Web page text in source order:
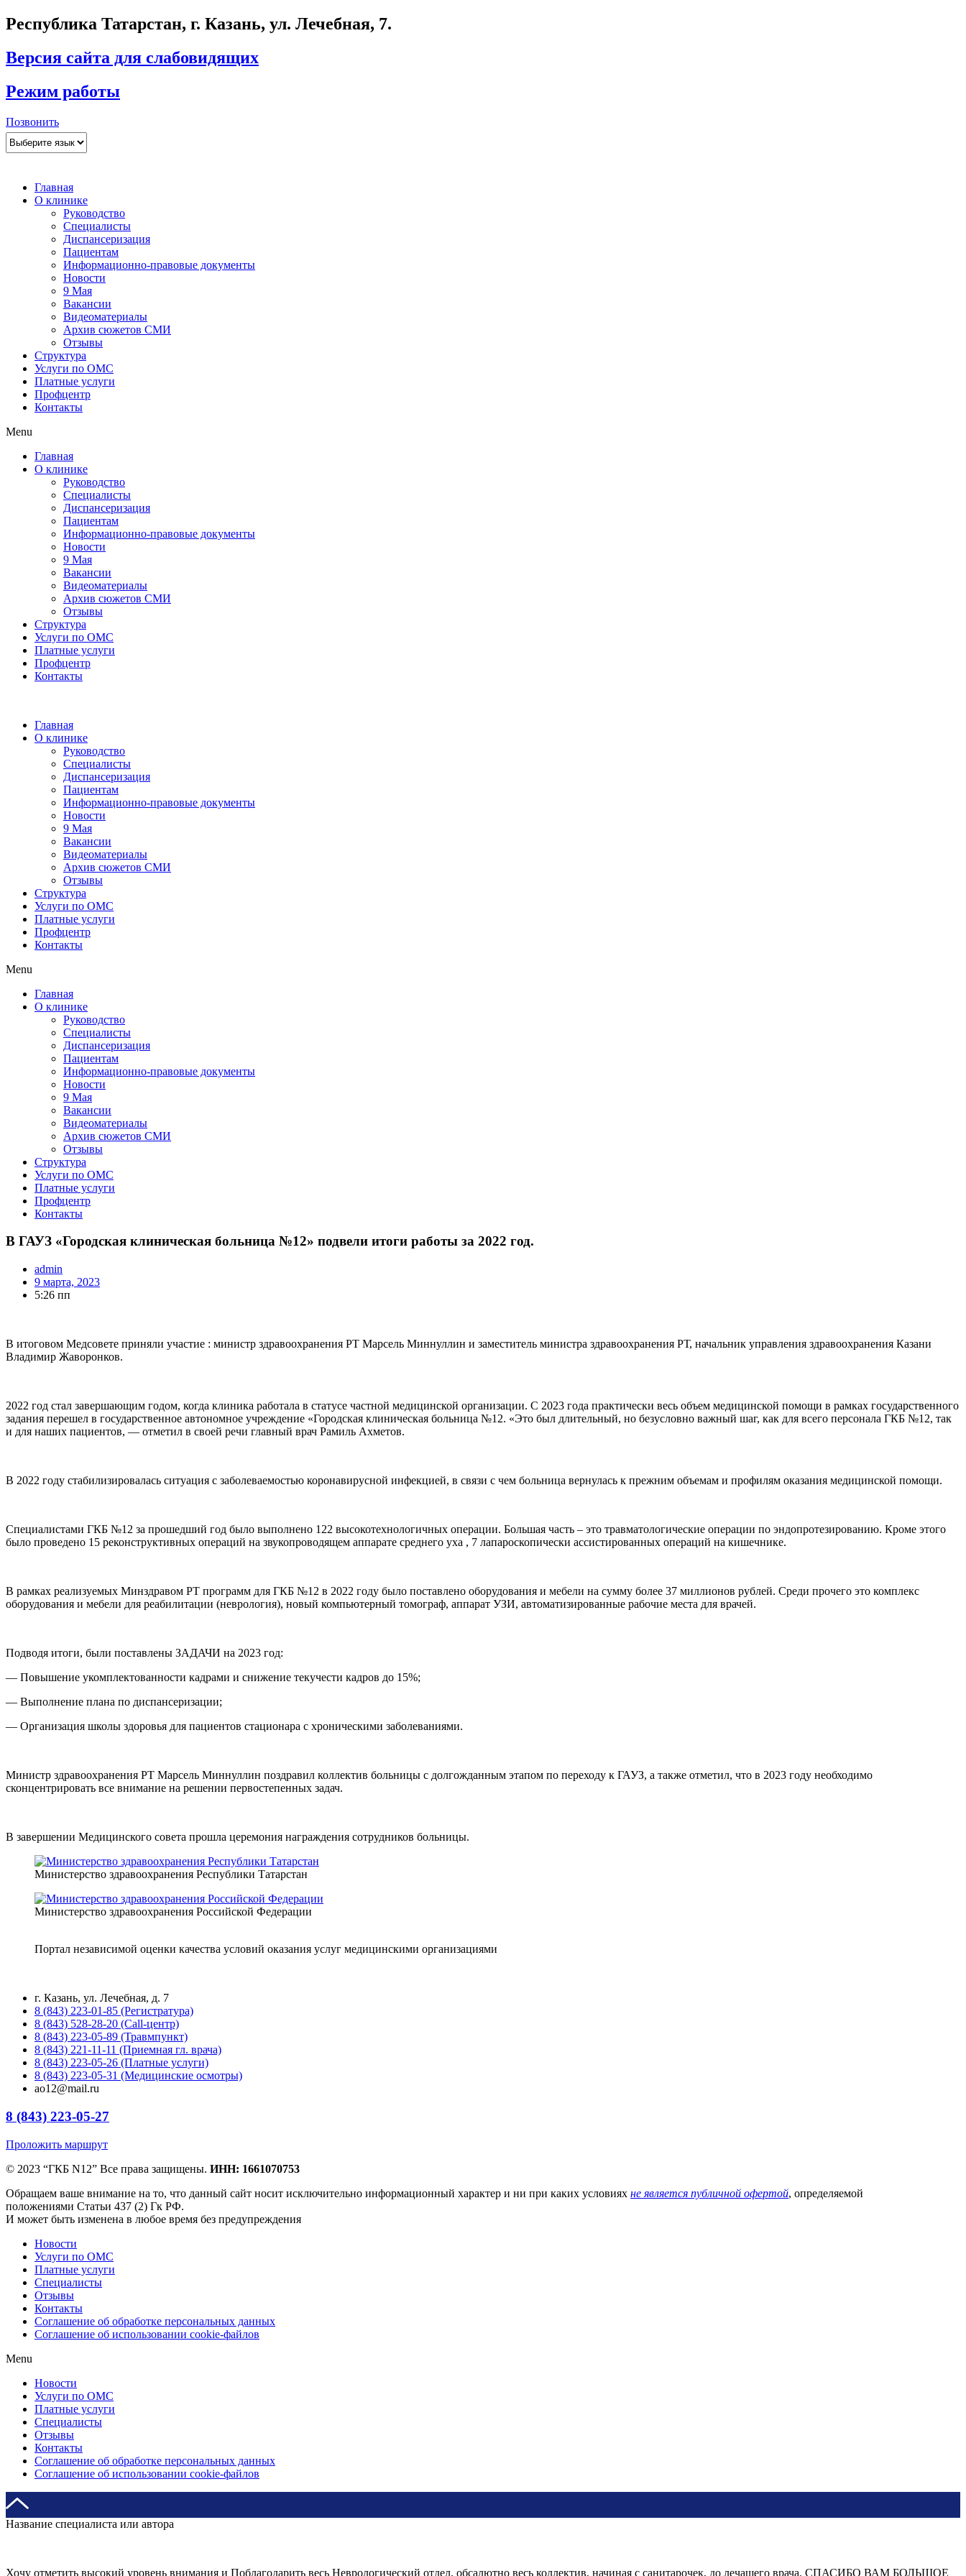
Республика Татарстан, г. Казань, ул. Лечебная, 7.
Версия сайта для слабовидящих
Режим работы
Позвонить
Главная
О клинике
Руководство
Специалисты
Диспансеризация
Пациентам
Информационно-правовые документы
Новости
9 Мая
Вакансии
Видеоматериалы
Архив сюжетов СМИ
Отзывы
Структура
Услуги по ОМС
Платные услуги
Профцентр
Контакты
Menu
Главная
О клинике
Руководство
Специалисты
Диспансеризация
Пациентам
Информационно-правовые документы
Новости
9 Мая
Вакансии
Видеоматериалы
Архив сюжетов СМИ
Отзывы
Структура
Услуги по ОМС
Платные услуги
Профцентр
Контакты
Главная
О клинике
Руководство
Специалисты
Диспансеризация
Пациентам
Информационно-правовые документы
Новости
9 Мая
Вакансии
Видеоматериалы
Архив сюжетов СМИ
Отзывы
Структура
Услуги по ОМС
Платные услуги
Профцентр
Контакты
Menu
Главная
О клинике
Руководство
Специалисты
Диспансеризация
Пациентам
Информационно-правовые документы
Новости
9 Мая
Вакансии
Видеоматериалы
Архив сюжетов СМИ
Отзывы
Структура
Услуги по ОМС
Платные услуги
Профцентр
Контакты
В ГАУЗ «Городская клиническая больница №12» подвели итоги работы за 2022 год.
admin
9 марта, 2023
5:26 пп
В итоговом Медсовете приняли участие : министр здравоохранения РТ Марсель Миннуллин и заместитель министра здравоохранения РТ, начальник управления здравоохранения Казани
Владимир Жаворонков.
2022 год стал завершающим годом, когда клиника работала в статусе частной медицинской организации. С 2023 года практически весь объем медицинской помощи в рамках государственного
задания перешел в государственное автономное учреждение «Городская клиническая больница №12. «Это был длительный, но безусловно важный шаг, как для всего персонала ГКБ №12, так
и для наших пациентов, — отметил в своей речи главный врач Рамиль Ахметов.
В 2022 году стабилизировалась ситуация с заболеваемостью коронавирусной инфекцией, в связи с чем больница вернулась к прежним объемам и профилям оказания медицинской помощи.
Специалистами ГКБ №12 за прошедший год было выполнено 122 высокотехнологичных операции. Большая часть – это травматологические операции по эндопротезированию. Кроме этого
было проведено 15 реконструктивных операций на звукопроводящем аппарате среднего уха , 7 лапароскопически ассистированных операций на кишечнике.
В рамках реализуемых Минздравом РТ программ для ГКБ №12 в 2022 году было поставлено оборудования и мебели на сумму более 37 миллионов рублей. Среди прочего это комплекс
оборудования и мебели для реабилитации (неврология), новый компьютерный томограф, аппарат УЗИ, автоматизированные рабочие места для врачей.
Подводя итоги, были поставлены ЗАДАЧИ на 2023 год:
— Повышение укомплектованности кадрами и снижение текучести кадров до 15%;
— Выполнение плана по диспансеризации;
— Организация школы здоровья для пациентов стационара с хроническими заболеваниями.
Министр здравоохранения РТ Марсель Миннуллин поздравил коллектив больницы с долгожданным этапом по переходу к ГАУЗ, а также отметил, что в 2023 году необходимо
сконцентрировать все внимание на решении первостепенных задач.
В завершении Медицинского совета прошла церемония награждения сотрудников больницы.
Министерство здравоохранения Республики Татарстан
Министерство здравоохранения Российской Федерации
Портал независимой оценки качества условий оказания услуг медицинскими организациями
г. Казань, ул. Лечебная, д. 7
8 (843) 223-01-85 (Регистратура)
8 (843) 528-28-20 (Call-центр)
8 (843) 223-05-89 (Травмпункт)
8 (843) 221-11-11 (Приемная гл. врача)
8 (843) 223-05-26 (Платные услуги)
8 (843) 223-05-31 (Медицинские осмотры)
ao12@mail.ru
8 (843) 223-05-27
Проложить маршрут
© 2023 “ГКБ N12” Все права защищены. ИНН: 1661070753
Обращаем ваше внимание на то, что данный сайт носит исключительно информационный характер и ни при каких условиях не является публичной офертой, определяемой
положениями Статьи 437 (2) Гк РФ.
И может быть изменена в любое время без предупреждения
Новости
Услуги по ОМС
Платные услуги
Специалисты
Отзывы
Контакты
Соглашение об обработке персональных данных
Соглашение об использовании cookie-файлов
Menu
Новости
Услуги по ОМС
Платные услуги
Специалисты
Отзывы
Контакты
Соглашение об обработке персональных данных
Соглашение об использовании cookie-файлов
Название специалиста или автора
Хочу отметить высокий уровень внимания и Поблагодарить весь Неврологический отдел, обсалютно весь коллектив, начиная с санитарочек, до лечащего врача. СПАСИБО ВАМ БОЛЬШОЕ